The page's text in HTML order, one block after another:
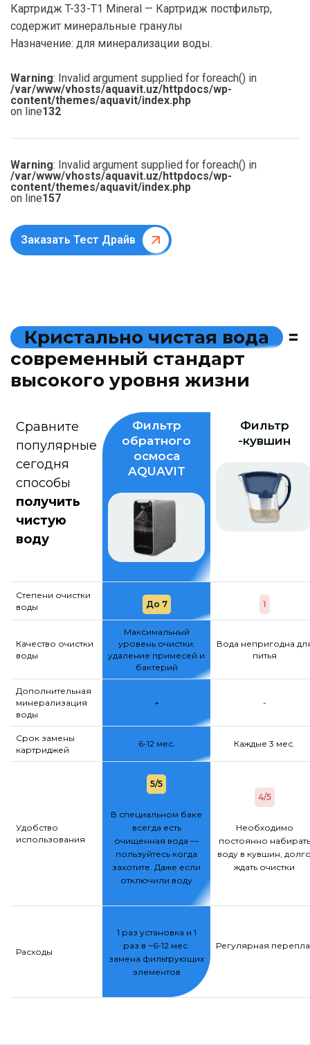
Картридж T-33-T1 Mineral — Картридж постфильтр,
содержит минеральные гранулы
Назначение: для минерализации воды.
Warning: Invalid argument supplied for foreach() in
/var/www/vhosts/aquavit.uz/httpdocs/wp-
content/themes/aquavit/index.php
on line132
Warning: Invalid argument supplied for foreach() in
/var/www/vhosts/aquavit.uz/httpdocs/wp-
content/themes/aquavit/index.php
on line157
Заказать Тест Драйв
Кристально чистая вода
=
современный стандарт
высокого уровня жизни
Сравните
популярные
сегодня
способы
получить
чистую
воду
Фильтр
обратного
осмоса
AQUAVIT
Фильтр
-кувшин
Степени очистки
воды
До 7 1
Качество очистки
воды
Максимальный
уровень очистки:
удаление примесей и
бактерий
Вода непригодна
питья
Дополнительная
минерализация
воды
+ -
Срок замены
картриджей
6-12 мес. Каждые 3 мес.
Удобство
использования
5/5
В специальном баке
всегда есть
очищенная вода —
пользуйтесь когда
захотите. Даже если
отключили воду
4/5
Необходимо
постоянно набирать
воду в кувшин,
ждать очистки
Расходы
1 раз установка и 1
раз в ~6-12 мес.
замена фильтрующих
элементов
Регулярная